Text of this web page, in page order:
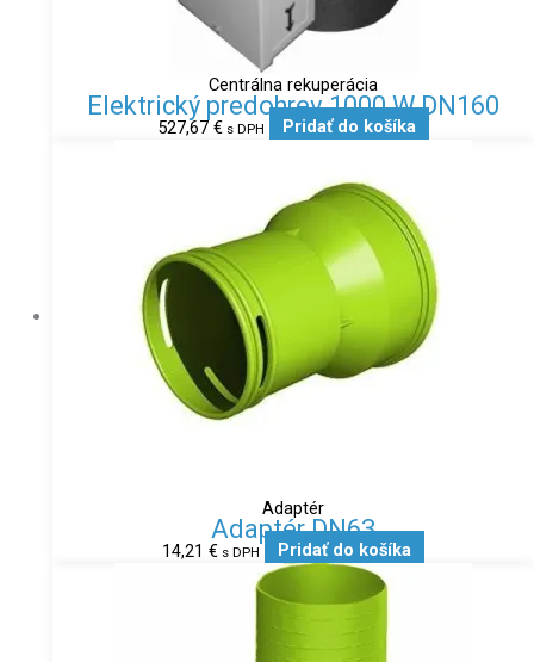
Centrálna rekuperácia
Elektrický predohrev 1000 W DN160
527,67€ s DPH Pridať do košíka
Adaptér
Adaptér DN63
14,21 € s DPH Pridať do košíka